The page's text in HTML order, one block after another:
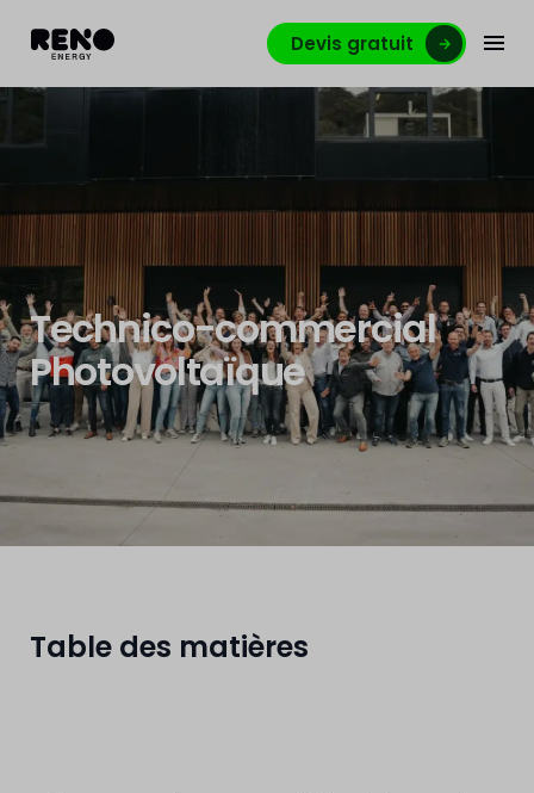
Devis gratuit
Technico-commercial
Photovoltaïque
Table des matières